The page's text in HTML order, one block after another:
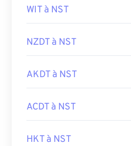
WIT à NST
NZDT à NST
AKDT à NST
ACDT à NST
HKT à NST